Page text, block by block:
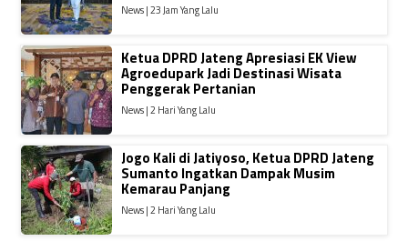
News | 23 Jam Yang Lalu
Ketua DPRD Jateng Apresiasi EK View
Agroedupark Jadi Destinasi Wisata
Penggerak Pertanian
News | 2 Hari Yang Lalu
Jogo Kali di Jatiyoso, Ketua DPRD Jateng
Sumanto Ingatkan Dampak Musim
Kemarau Panjang
News | 2 Hari Yang Lalu